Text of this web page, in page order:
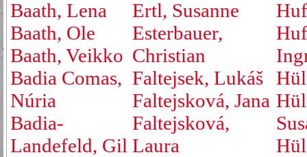
Baath, Lena
Baath, Ole
Baath, Veikko
Badia Comas,
Núria
Badia-
Landefeld, Gil
Ertl, Susanne
Esterbauer,
Christian
Faltejsek, Lukáš
Faltejsková, Jana
Faltejsková,
Laura